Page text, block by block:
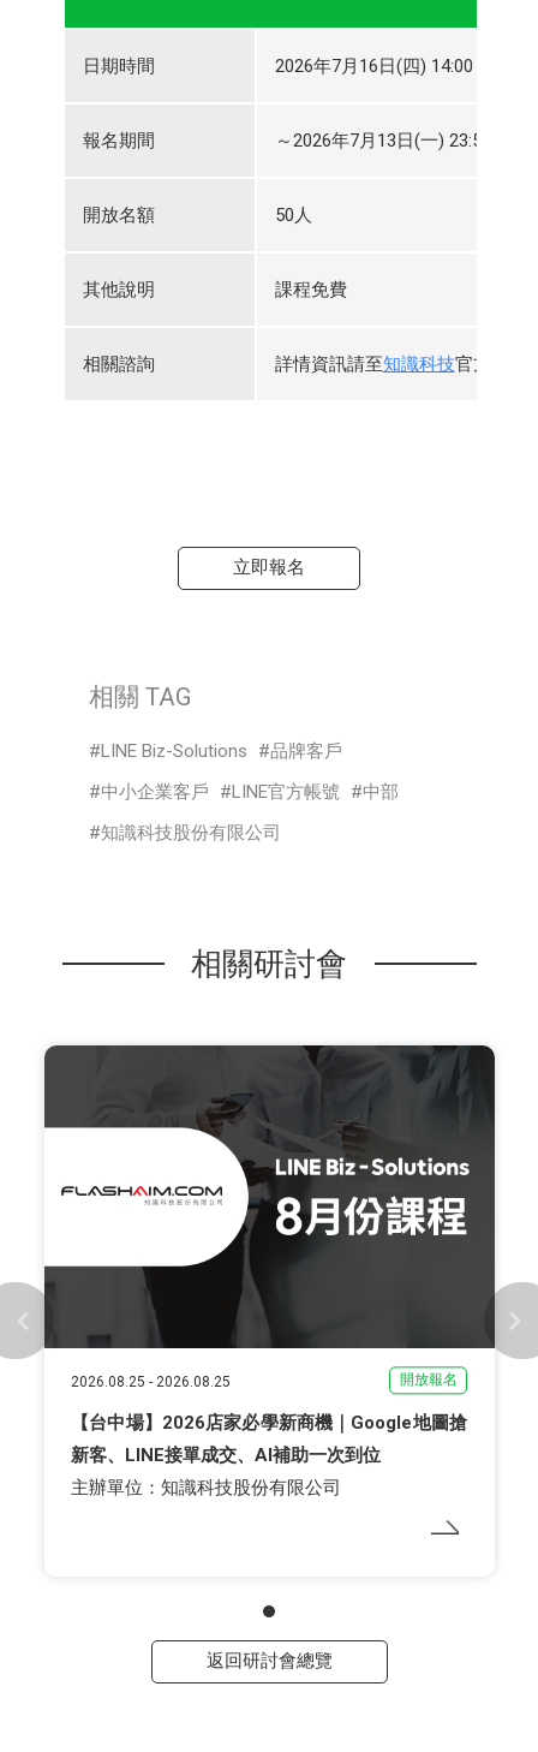
日期時間 2026年7月16日(四) 14:00～2026
報名期間 ～2026年7月13日(一) 23:59
開放名額 50人
其他說明 課程免費
相關諮詢 詳情資訊請至知識科技官方網站
立即報名
相關 TAG
LINE Biz-Solutions
品牌客戶
中小企業客戶
LINE官方帳號
中部
知識科技股份有限公司
相關研討會
2026.08.25 - 2026.08.25 開放報名
【台中場】2026店家必學新商機｜Google地圖搶
新客、LINE接單成交、AI補助一次到位
主辦單位：知識科技股份有限公司
返回研討會總覽